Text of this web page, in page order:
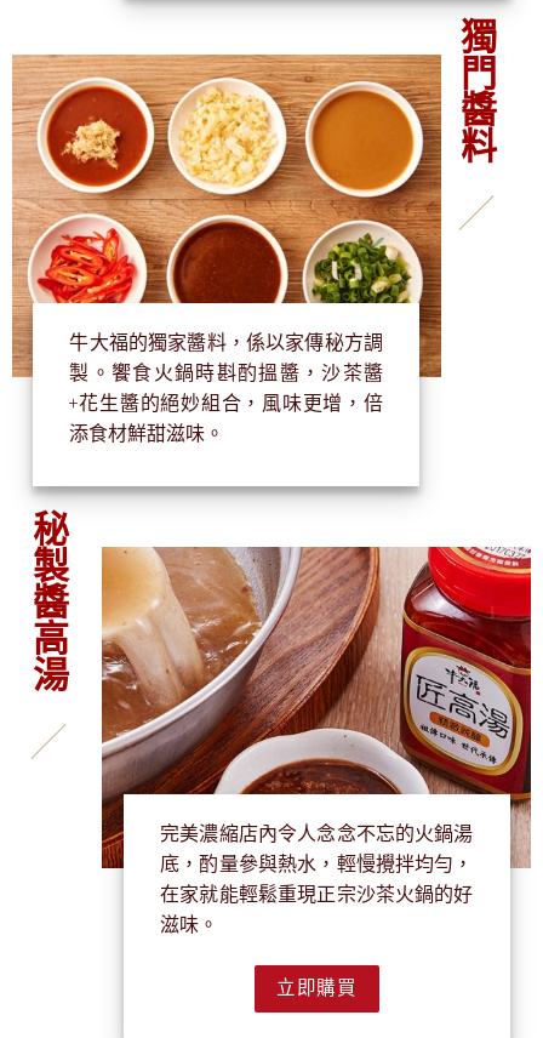
獨門醬料
牛大福的獨家醬料，係以家傳秘方調
製。饗食火鍋時斟酌搵醬，沙茶醬
+花生醬的絕妙組合，風味更增，倍
添食材鮮甜滋味。
秘製醬高湯
完美濃縮店內令人念念不忘的火鍋湯
底，酌量參與熱水，輕慢攪拌均勻，
在家就能輕鬆重現正宗沙茶火鍋的好
滋味。
立即購買